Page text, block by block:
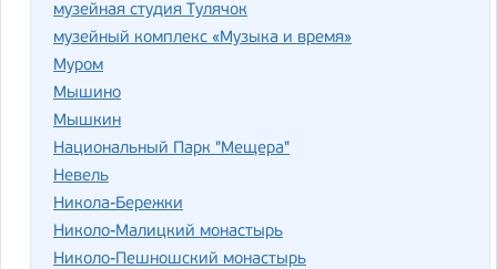
музейная студия Тулячок
музейный комплекс «Музыка и время»
Муром
Мышино
Мышкин
Национальный Парк "Мещера"
Невель
Никола-Бережки
Николо-Малицкий монастырь
Николо-Пешношский монастырь